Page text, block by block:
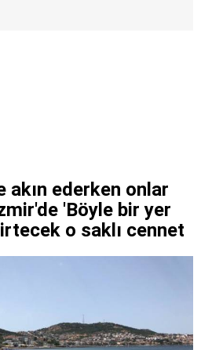
akın ederken onlar
'Böyle bir yer
o saklı cennet